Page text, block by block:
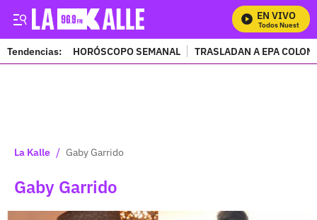
EN VIVO
Mira Todos Nuestros
Tendencias: HORÓSCOPO SEMANAL TRASLADAN A EPA
La Kalle / Gaby Garrido
Gaby Garrido